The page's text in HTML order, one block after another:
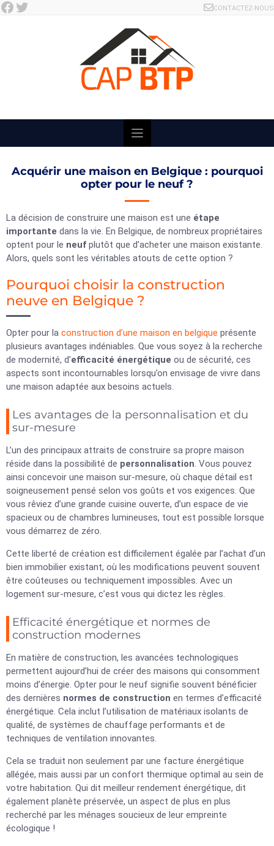
Skip
Facebook Twitter CONTACTEZ-NOUS
Acquérir une maison en Belgique : pourquoi
opter pour le neuf ?
La décision de construire une maison est une étape
importante dans la vie. En Belgique, de nombreux propriétaires
optent pour le neuf plutôt que d’acheter une maison existante.
Alors, quels sont les véritables atouts de cette option ?
Pourquoi choisir la construction
neuve en Belgique ?
Opter pour la construction d’une maison en belgique présente
plusieurs avantages indéniables. Que vous soyez à la recherche
de modernité, d’efficacité énergétique ou de sécurité, ces
aspects sont incontournables lorsqu’on envisage de vivre dans
une maison adaptée aux besoins actuels.
Les avantages de la personnalisation et du
sur-mesure
L’un des principaux attraits de construire sa propre maison
réside dans la possibilité de personnalisation. Vous pouvez
ainsi concevoir une maison sur-mesure, où chaque détail est
soigneusement pensé selon vos goûts et vos exigences. Que
vous rêviez d’une grande cuisine ouverte, d’un espace de vie
spacieux ou de chambres lumineuses, tout est possible lorsque
vous démarrez de zéro.
Cette liberté de création est difficilement égalée par l’achat d’un
bien immobilier existant, où les modifications peuvent souvent
être coûteuses ou techniquement impossibles. Avec un
logement sur-mesure, c’est vous qui dictez les règles.
Efficacité énergétique et normes de
construction modernes
En matière de construction, les avancées technologiques
permettent aujourd’hui de créer des maisons qui consomment
moins d’énergie. Opter pour le neuf signifie souvent bénéficier
des dernières normes de construction en termes d’efficacité
énergétique. Cela inclut l’utilisation de matériaux isolants de
qualité, de systèmes de chauffage performants et de
techniques de ventilation innovantes.
Cela se traduit non seulement par une facture énergétique
allégée, mais aussi par un confort thermique optimal au sein de
votre habitation. Qui dit meilleur rendement énergétique, dit
également planète préservée, un aspect de plus en plus
recherché par les ménages soucieux de leur empreinte
écologique !